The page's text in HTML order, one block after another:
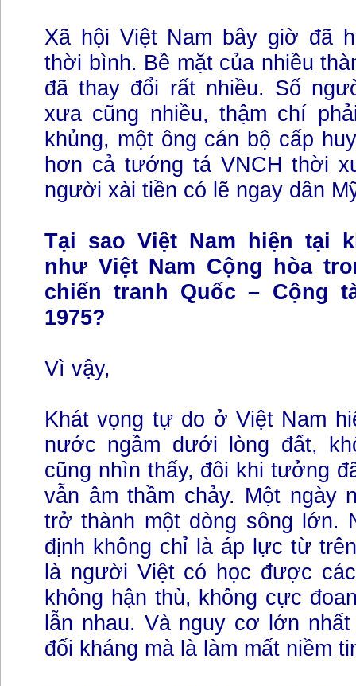
Xã hội Việt Nam bây giờ đã
thời bình. Bề mặt của nhiều
đã thay đổi rất nhiều. Số
xưa cũng nhiều, thậm chí
khủng, một ông cán bộ cấp
hơn cả tướng tá VNCH thời
người xài tiền có lẽ ngay dân
Tại sao Việt Nam hiện tại
như Việt Nam Cộng hòa
chiến tranh Quốc – Cộng
1975?
Vì vậy,
Khát vọng tự do ở Việt Nam
nước ngầm dưới lòng đất,
cũng nhìn thấy, đôi khi tưởng
vẫn âm thầm chảy. Một ngày
trở thành một dòng sông lớn.
định không chỉ là áp lực từ
là người Việt có học được
không hận thù, không cực
lẫn nhau. Và nguy cơ lớn
đối kháng mà là làm mất niềm